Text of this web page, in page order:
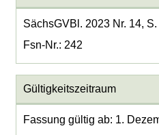
SächsGVBl. 2023 Nr. 14,
Fsn-Nr.: 242
Gültigkeitszeitraum
Fassung gültig ab: 1.